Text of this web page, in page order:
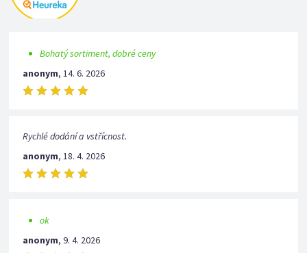
Bohatý sortiment, dobré ceny
anonym,14. 6. 2026
Rychlé dodání a vstřícnost.
anonym,18. 4. 2026
ok
anonym,9. 4. 2026